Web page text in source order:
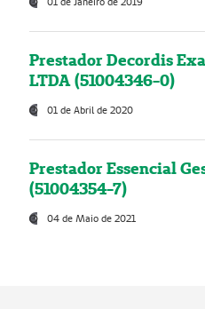
Prestador Decordis
LTDA (51004346-0)
01 de Abril de 2020
Prestador Essencial
(51004354-7)
04 de Maio de 2021